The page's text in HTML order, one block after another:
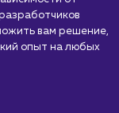
и удобно
и размерах
от нескольких
количество